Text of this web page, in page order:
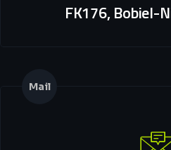
FK176, Bobiel-
Mail